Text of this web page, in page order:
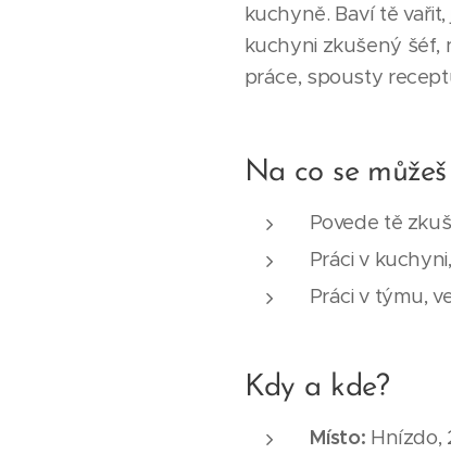
kuchyně. Baví tě
kuchyni zkušený šéf,
práce, spousty
Na co se
Povede tě
Práci v
Práci v týmu,
Kdy a kde?
Místo: Hnízdo,